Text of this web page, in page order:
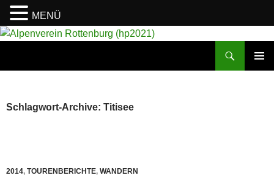
Schlagwort-Archive: Titisee
2014, TOURENBERICHTE, WANDERN
MENÜ